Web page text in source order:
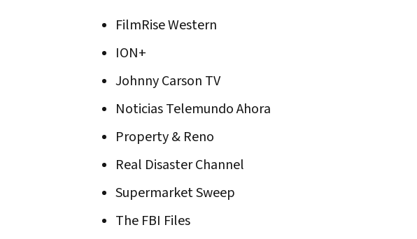
FilmRise Western
ION+
Johnny Carson TV
Noticias Telemundo Ahora
Property & Reno
Real Disaster Channel
Supermarket Sweep
The FBI Files